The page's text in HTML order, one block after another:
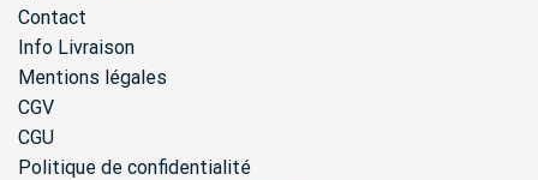
Contact
Info Livraison
Mentions légales
CGV
CGU
Politique de confidentialité